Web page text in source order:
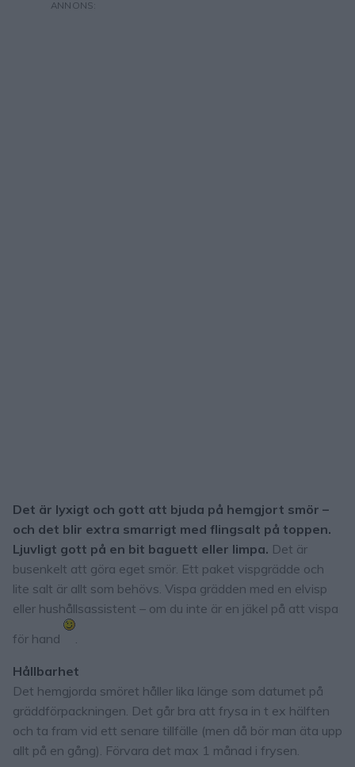
Det är lyxigt och gott att bjuda på hemgjort smör –
och det blir extra smarrigt med flingsalt på toppen.
Ljuvligt gott på en bit baguett eller limpa. Det är
busenkelt att göra eget smör. Ett paket vispgrädde och
lite salt är allt som behövs. Vispa grädden med en elvisp
eller hushållsassistent – om du inte är en jäkel på att vispa
för hand
.
Hållbarhet
Det hemgjorda smöret håller lika länge som datumet på
gräddförpackningen. Det går bra att frysa in t ex hälften
och ta fram vid ett senare tillfälle (men då bör man äta upp
allt på en gång). Förvara det max 1 månad i frysen.